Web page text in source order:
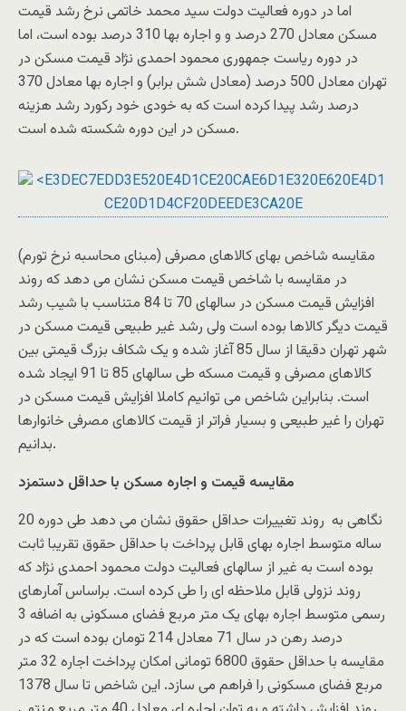
اما در دوره فعالیت دولت سید محمد خاتمی نرخ رشد قیمت
مسکن معادل 270 درصد و و اجاره بها 310 درصد بوده است، اما
در دوره ریاست جمهوری محمود احمدی نژاد قیمت مسکن در
تهران معادل 500 درصد (معادل شش برابر) و اجاره بها معادل 370
درصد رشد پیدا کرده است که به خودی خود رکورد رشد هزینه
مسکن در این دوره شکسته شده است.
مقایسه شاخص بهای کالاهای مصرفی (مبنای محاسبه نرخ تورم)
در مقایسه با شاخص قیمت مسکن نشان می دهد که روند
افزایش قیمت مسکن در سالهای 70 تا 84 متناسب با شیب رشد
قیمت دیگر کالاها بوده است ولی رشد غیر طبیعی قیمت مسکن در
شهر تهران دقیقا از سال 85 آغاز شده و یک شکاف بزرگ قیمتی بین
کالاهای مصرفی و قیمت مسکه طی سالهای 85 تا 91 ایجاد شده
است. بنابراین شاخص می توانیم کاملا افزایش قیمت مسکن در
تهران را غیر طبیعی و بسیار فراتر از قیمت کالاهای مصرفی خانوارها
بدانیم.
مقایسه قیمت و اجاره مسکن با حداقل دستمزد
نگاهی به روند تغییرات حداقل حقوق نشان می دهد طی دوره 20
ساله متوسط اجاره بهای قابل پرداخت با حداقل حقوق تقریبا ثابت
بوده است به غیر از سالهای فعالیت دولت محمود احمدی نژاد که
روند نزولی قابل ملاحظه ای را طی کرده است. براساس آمارهای
رسمی متوسط اجاره بهای یک متر مربع فضای مسکونی به اضافه 3
درصد رهن در سال 71 معادل 214 تومان بوده است که در
مقایسه با حداقل حقوق 6800 تومانی امکان پرداخت اجاره 32 متر
مربع فضای مسکونی را فراهم می سازد. این شاخص تا سال 1378